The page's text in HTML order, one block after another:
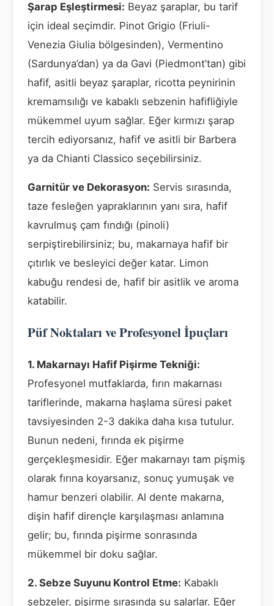
Şarap Eşleştirmesi: Beyaz şaraplar, bu tarif
için ideal seçimdir. Pinot Grigio (Friuli-
Venezia Giulia bölgesinden), Vermentino
(Sardunya’dan) ya da Gavi (Piedmont’tan) gibi
hafif, asitli beyaz şaraplar, ricotta peynirinin
kremamsılığı ve kabaklı sebzenin hafifliğiyle
mükemmel uyum sağlar. Eğer kırmızı şarap
tercih ediyorsanız, hafif ve asitli bir Barbera
ya da Chianti Classico seçebilirsiniz.
Garnitür ve Dekorasyon: Servis sırasında,
taze fesleğen yapraklarının yanı sıra, hafif
kavrulmuş çam fındığı (pinoli)
serpiştirebilirsiniz; bu, makarnaya hafif bir
çıtırlık ve besleyici değer katar. Limon
kabuğu rendesi de, hafif bir asitlik ve aroma
katabilir.
Püf Noktaları ve Profesyonel İpuçları
1. Makarnayı Hafif Pişirme Tekniği:
Profesyonel mutfaklarda, fırın makarnası
tariflerinde, makarna haşlama süresi paket
tavsiyesinden 2-3 dakika daha kısa tutulur.
Bunun nedeni, fırında ek pişirme
gerçekleşmesidir. Eğer makarnayı tam pişmiş
olarak fırına koyarsanız, sonuç yumuşak ve
hamur benzeri olabilir. Al dente makarna,
dişin hafif dirençle karşılaşması anlamına
gelir; bu, fırında pişirme sonrasında
mükemmel bir doku sağlar.
2. Sebze Suyunu Kontrol Etme: Kabaklı
sebzeler, pişirme sırasında su salarlar. Eğer